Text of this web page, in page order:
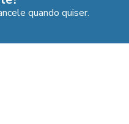
quando quiser.